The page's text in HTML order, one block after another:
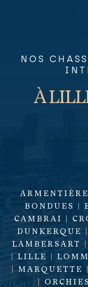
NOS
À
BONDUES
CAMBRAI
DUNKERQUE
LAMBERSART
LILLE
MARQUETTE